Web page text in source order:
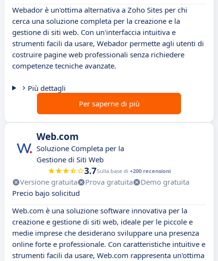
Webador è un'ottima alternativa a Zoho Sites per chi
cerca una soluzione completa per la creazione e la
gestione di siti web. Con un'interfaccia intuitiva e
strumenti facili da usare, Webador permette agli utenti di
costruire pagine web professionali senza richiedere
competenze tecniche avanzate.
Più dettagli
Per saperne di più
Web.com
Soluzione Completa per la
Gestione di Siti Web
3.7Sulla base di +200 recensioni
Versione gratuita Prova gratuita
Demo gratuita
Precio bajo solicitud
Web.com è una soluzione software innovativa per la
creazione e gestione di siti web, ideale per le piccole e
medie imprese che desiderano sviluppare una presenza
online forte e professionale. Con caratteristiche intuitive e
strumenti facili da usare, Web.com rappresenta un'ottima